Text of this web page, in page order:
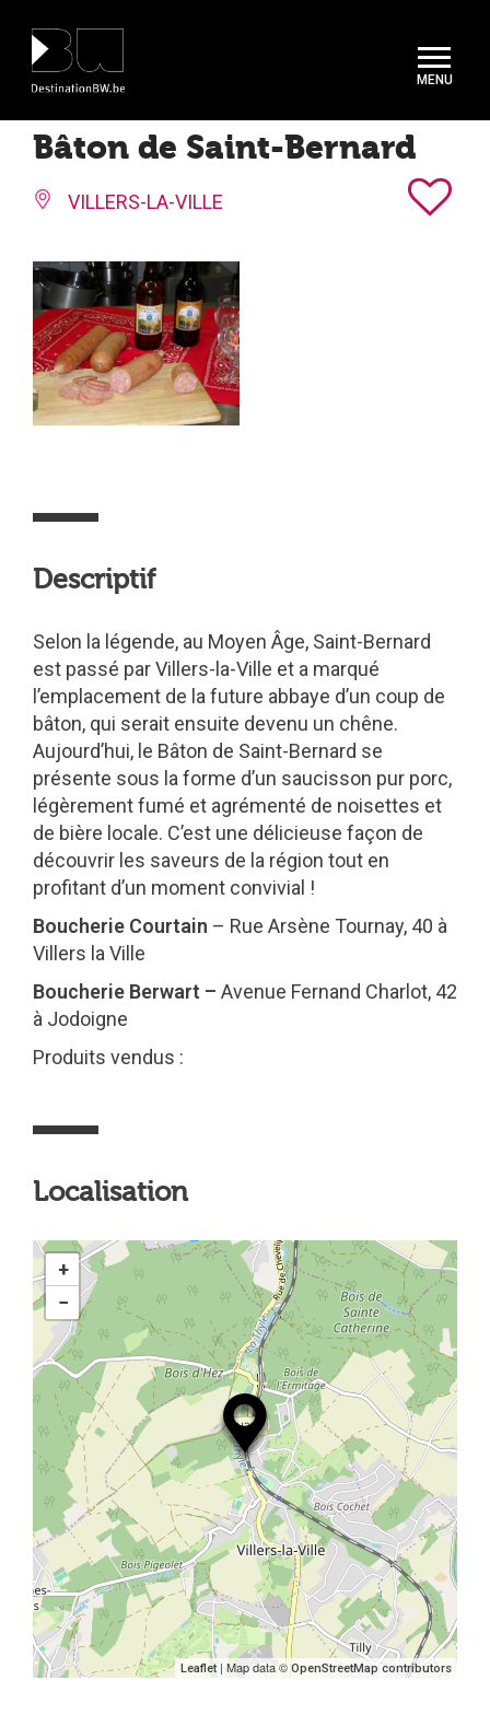
Bâton de Saint-Bernard
VILLERS-LA-VILLE
Descriptif
Selon la légende, au Moyen Âge, Saint-Bernard
est passé par Villers-la-Ville et a marqué
l’emplacement de la future abbaye d’un coup de
bâton, qui serait ensuite devenu un chêne.
Aujourd’hui, le Bâton de Saint-Bernard se
présente sous la forme d’un saucisson pur porc,
légèrement fumé et agrémenté de noisettes et
de bière locale. C’est une délicieuse façon de
découvrir les saveurs de la région tout en
profitant d’un moment convivial !
Boucherie Courtain – Rue Arsène Tournay, 40 à
Villers la Ville
Boucherie Berwart – Avenue Fernand Charlot, 42
à Jodoigne
Produits vendus :
Localisation
+
−
Leaflet| Map data © OpenStreetMap contributors